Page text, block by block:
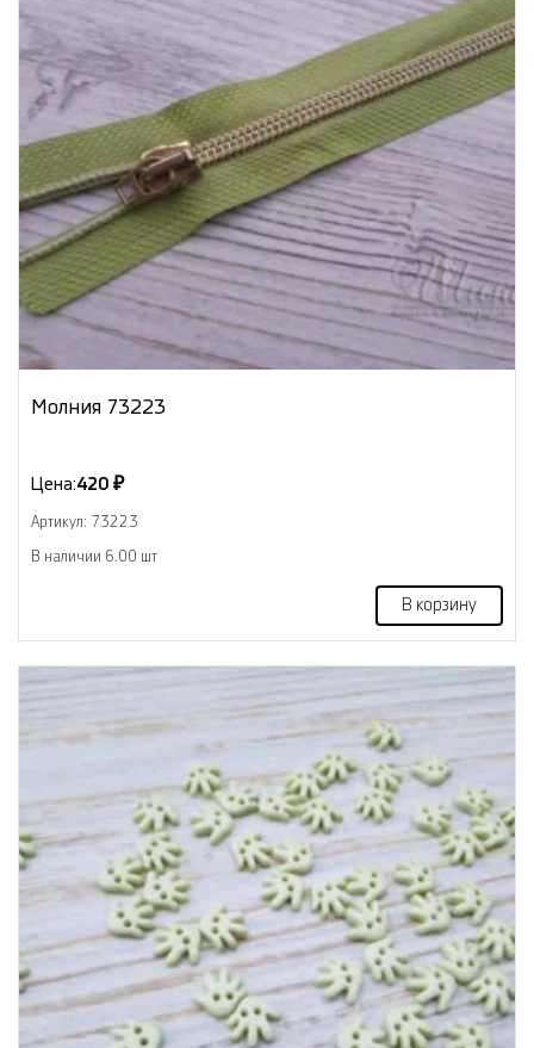
Молния 73223
Цена:420 ₽
Артикул: 73223
В наличии 6.00 шт
В корзину